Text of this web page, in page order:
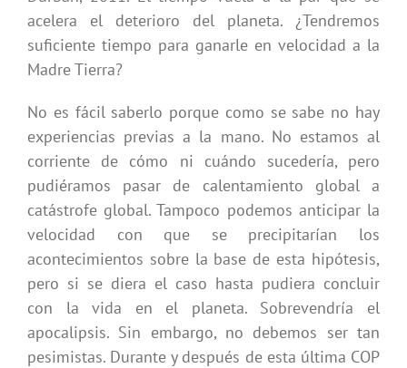
acelera el deterioro del planeta. ¿Tendremos
suficiente tiempo para ganarle en velocidad a la
Madre Tierra?
No es fácil saberlo porque como se sabe no hay
experiencias previas a la mano. No estamos al
corriente de cómo ni cuándo sucedería, pero
pudiéramos pasar de calentamiento global a
catástrofe global. Tampoco podemos anticipar la
velocidad con que se precipitarían los
acontecimientos sobre la base de esta hipótesis,
pero si se diera el caso hasta pudiera concluir
con la vida en el planeta. Sobrevendría el
apocalipsis. Sin embargo, no debemos ser tan
pesimistas. Durante y después de esta última COP